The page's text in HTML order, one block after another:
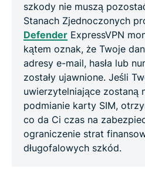
szkody nie muszą
Stanach Zjednoczonych
Defender ExpressVPN
kątem oznak, że Twoje
adresy e-mail, hasła lub
zostały ujawnione. Jeśli
uwierzytelniające zostaną
podmianie karty SIM,
co da Ci czas na
ograniczenie strat
długofalowych szkód.